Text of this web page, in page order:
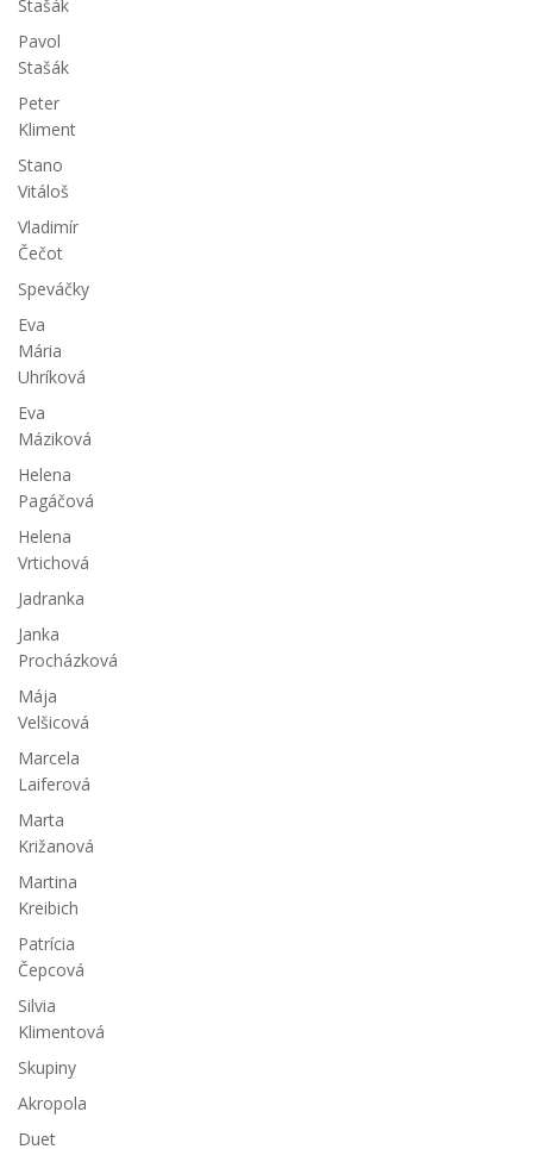
Stašák
Pavol
Stašák
Peter
Kliment
Stano
Vitáloš
Vladimír
Čečot
Speváčky
Eva
Mária
Uhríková
Eva
Máziková
Helena
Pagáčová
Helena
Vrtichová
Jadranka
Janka
Procházková
Mája
Velšicová
Marcela
Laiferová
Marta
Križanová
Martina
Kreibich
Patrícia
Čepcová
Silvia
Klimentová
Skupiny
Akropola
Duet